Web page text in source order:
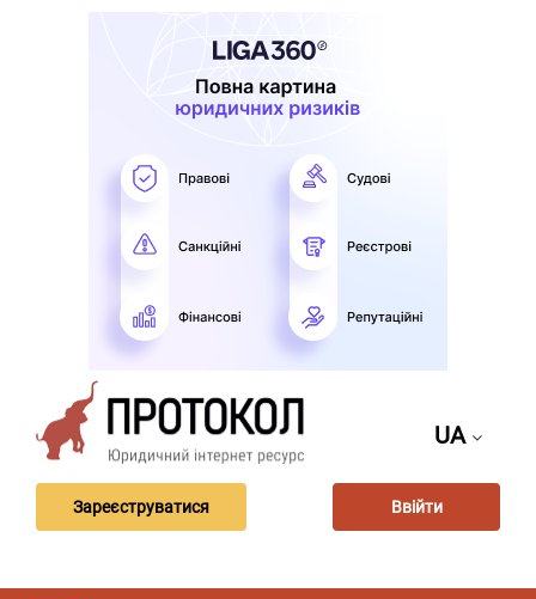
UA
Зареєструватися Ввійти